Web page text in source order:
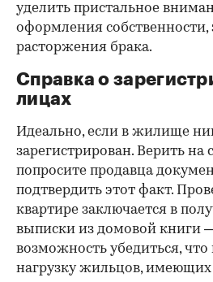
уделить пристальное
оформления
расторжения брака.
Справка о
лицах
Идеально, если в жилище
зарегистрирован. Верить на
попросите продавца
подтвердить этот факт.
квартире заключается в
выписки из домовой книги
возможность убедиться,
нагрузку жильцов, имеющих